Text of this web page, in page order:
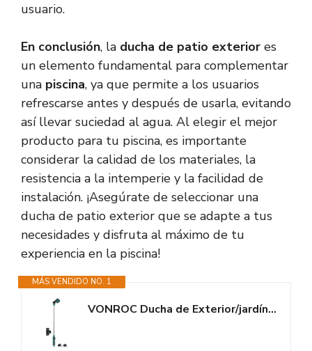
usuario.
En conclusión, la ducha de patio exterior es
un elemento fundamental para complementar
una piscina, ya que permite a los usuarios
refrescarse antes y después de usarla, evitando
así llevar suciedad al agua. Al elegir el mejor
producto para tu piscina, es importante
considerar la calidad de los materiales, la
resistencia a la intemperie y la facilidad de
instalación. ¡Asegúrate de seleccionar una
ducha de patio exterior que se adapte a tus
necesidades y disfruta al máximo de tu
experiencia en la piscina!
MÁS VENDIDO NO. 1
VONROC Ducha de Exterior/jardín 2 en 1 - Lanza de rociado telescópica...